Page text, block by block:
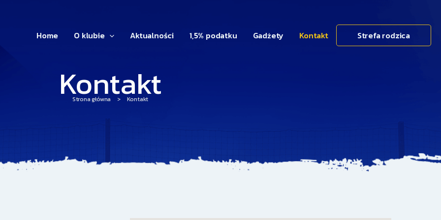
Home O klubie Aktualności 1,5% podatku Gadżety Kontakt Strefa rodzica
Kontakt
Strona główna > Kontakt